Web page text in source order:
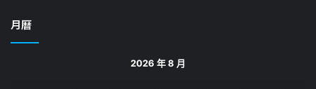
月曆
2026 年 8 月